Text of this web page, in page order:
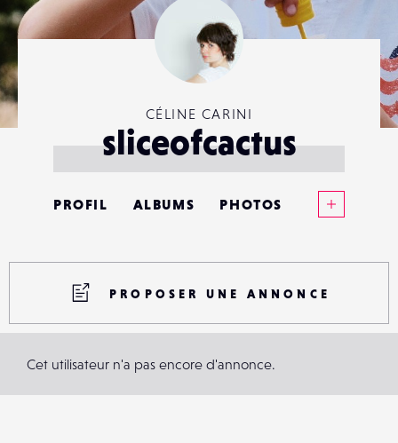
CÉLINE CARINI
sliceofcactus
PROFIL ALBUMS PHOTOS
CONTACTS
ÉVÉNEMENTS
PROPOSER UNE ANNONCE
Cet utilisateur n'a pas encore d'annonce.